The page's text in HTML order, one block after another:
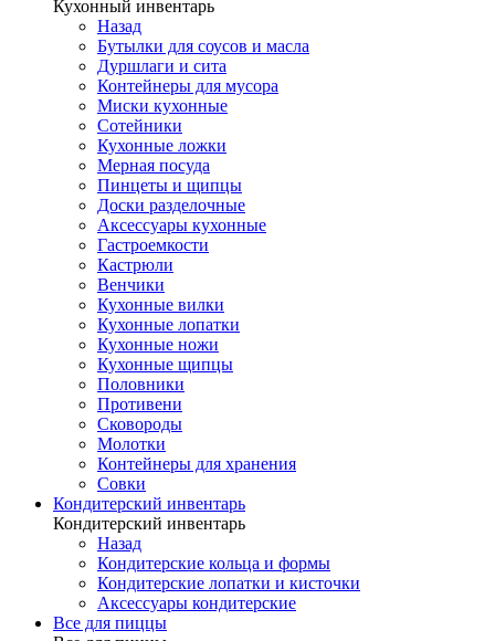
Кухонный инвентарь
Назад
Бутылки для соусов и масла
Дуршлаги и сита
Контейнеры для мусора
Миски кухонные
Сотейники
Кухонные ложки
Мерная посуда
Пинцеты и щипцы
Доски разделочные
Аксессуары кухонные
Гастроемкости
Кастрюли
Венчики
Кухонные вилки
Кухонные лопатки
Кухонные ножи
Кухонные щипцы
Половники
Противени
Сковороды
Молотки
Контейнеры для хранения
Совки
Кондитерский инвентарь
Кондитерский инвентарь
Назад
Кондитерские кольца и формы
Кондитерские лопатки и кисточки
Аксессуары кондитерские
Все для пиццы